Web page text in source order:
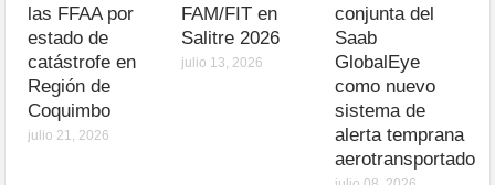
las FFAA por
estado de
catástrofe en
Región de
Coquimbo
julio 21, 2026
FAM/FIT en
Salitre 2026
julio 13, 2026
conjunta del
Saab
GlobalEye
como nuevo
sistema de
alerta temprana
aerotransportado